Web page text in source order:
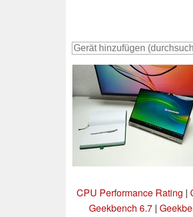
CPU Performance Rating |
Geekbench 6.7|